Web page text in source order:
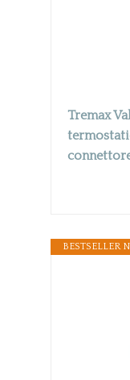
Tremax
BESTSELLER